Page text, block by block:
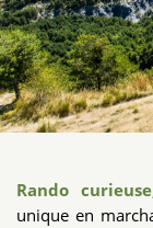
Rando
unique en